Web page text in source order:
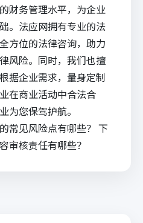
财务管理水平，为企业
。 法应网拥有专业的法
方位的法律咨询，助力
风险。同时，我们也擅
据企业需求，量身定制
在商业活动中合法合
为您保驾护航。
常见风险点有哪些？ 下
审核责任有哪些？